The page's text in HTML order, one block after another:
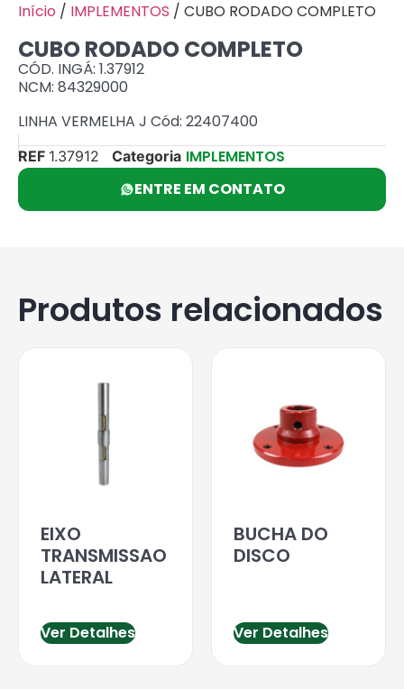
Início / IMPLEMENTOS / CUBO RODADO COMPLETO
CUBO RODADO COMPLETO
CÓD. INGÁ: 1.37912
NCM: 84329000
LINHA VERMELHA J Cód: 22407400
REF 1.37912 Categoria IMPLEMENTOS
ENTRE EM CONTATO
Produtos relacionados
EIXO
TRANSMISSAO
LATERAL
Ver Detalhes
BUCHA DO
DISCO
Ver Detalhes